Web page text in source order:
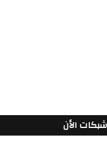
الأن